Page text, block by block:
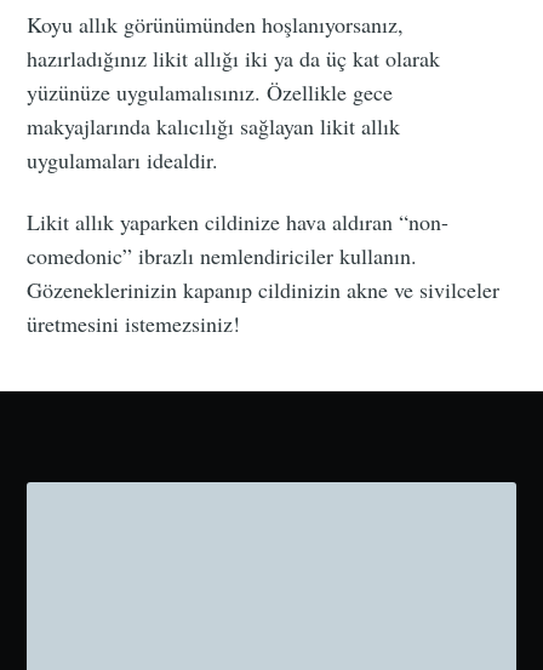
Koyu allık görünümünden hoşlanıyorsanız,
hazırladığınız likit allığı iki ya da üç kat olarak
yüzünüze uygulamalısınız. Özellikle gece
makyajlarında kalıcılığı sağlayan likit allık
uygulamaları idealdir.
Likit allık yaparken cildinize hava aldıran “non-
comedonic” ibrazlı nemlendiriciler kullanın.
Gözeneklerinizin kapanıp cildinizin akne ve sivilceler
üretmesini istemezsiniz!